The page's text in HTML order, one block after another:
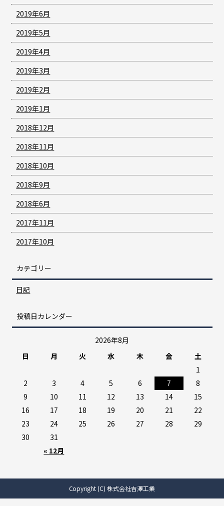
2019年6月
2019年5月
2019年4月
2019年3月
2019年2月
2019年1月
2018年12月
2018年11月
2018年10月
2018年9月
2018年6月
2017年11月
2017年10月
カテゴリー
日記
投稿日カレンダー
2026年8月
日
月 火 水 木 金 土
« 12月
1
2
3 4 5 6 7
8
9
10 11 12 13 14
15
16
17 18 19 20 21
22
23
24 25 26 27 28
29
30
31
Copyright (C) 株式会社吉澤工業